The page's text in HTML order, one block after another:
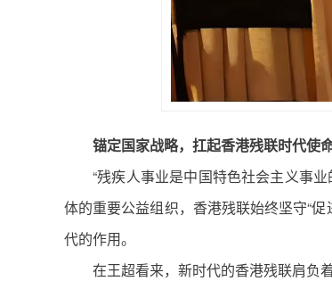
锚定国家战略，扛起香港残联时代使
“残疾人事业是中国特色社会主义事
体的重要公益组织，香港残联始终坚守“
代的作用。
在王超看来，新时代的香港残联肩负